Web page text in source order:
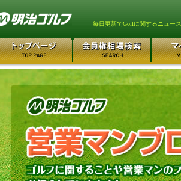
毎日更新でGolfに関するニュー